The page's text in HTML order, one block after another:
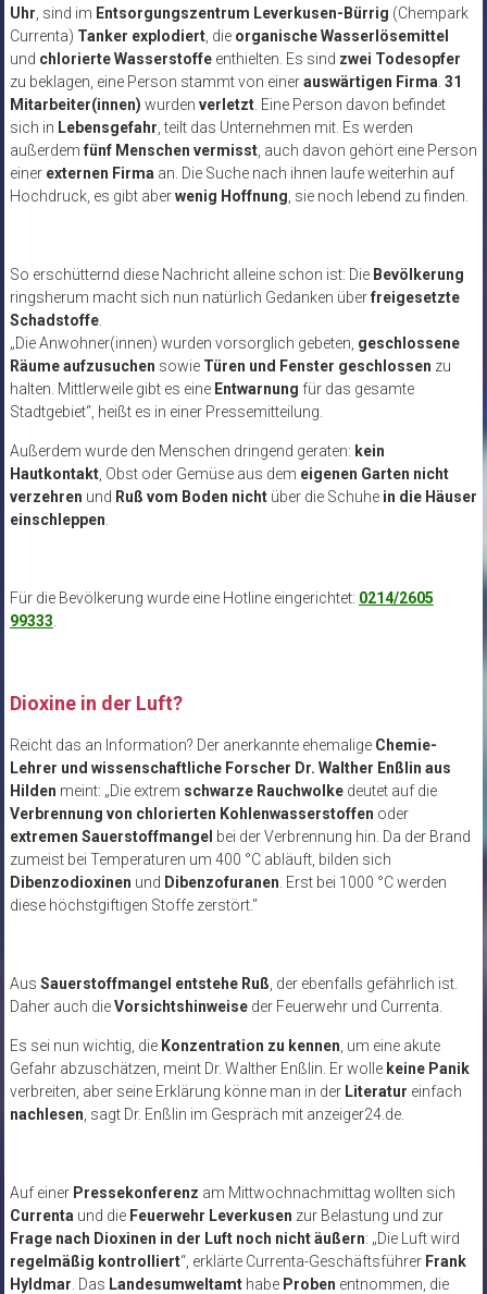
Uhr , sind im Entsorgungszentrum Leverkusen-Bürrig (Chempark
Currenta) Tanker explodiert, die organische Wasserlösemittel
und chlorierte Wasserstoffeenthielten. Es sind zwei Todesopfer
zu beklagen, eine Person stammt von einerauswärtigen Firma 31
Mitarbeiter(innen) wurden verletzt. Eine Person davon befindet
sich in Lebensgefahr , teilt das Unternehmen mit. Es werden
außerdem fünf Menschen vermisst, auch davon gehört eine Person
einer externen Firma an. Die Suche nach ihnen laufe weiterhin auf
Hochdruck, es gibt aberwenig Hoffnung , sie noch lebend zu finden.
So erschütternd diese Nachricht alleine schon ist: Die Bevölkerung
ringsherum macht sich nun natürlich Gedanken überfreigesetzte
Schadstoffe.
„Die Anwohner(innen) wurden vorsorglich gebeten, geschlossene
Räume aufzusuchen sowie Türen und Fenster geschlossen zu
halten. Mittlerweile gibt es eine Entwarnung für das gesamte
Stadtgebiet“, heißt es in einer Pressemitteilung.
Außerdem wurde den Menschen dringend geraten: kein
Hautkontakt, Obst oder Gemüse aus dem eigenen Garten nicht
verzehren und Ruß vom Boden nichtüber die Schuhe in die Häuser
einschleppen
Für die Bevölkerung wurde eine Hotline eingerichtet: 0214/2605
99333
Dioxine in der Luft?
Reicht das an Information? Der anerkannte ehemalige Chemie-
Lehrer und wissenschaftliche Forscher Dr. Walther Enßlin aus
Hilden meint: „Die extrem schwarze Rauchwolkedeutet auf die
Verbrennung von chlorierten Kohlenwasserstoffen oder
extremen Sauerstoffmangel bei der Verbrennung hin. Da der Brand
zumeist bei Temperaturen um 400 °C abläuft, bilden sich
Dibenzodioxinen und Dibenzofuranen . Erst bei 1000 °C werden
diese höchstgiftigen Stoffe zerstört.“
Aus Sauerstoffmangel entstehe Ruß , der ebenfalls gefährlich ist.
Daher auch dieVorsichtshinweiseder Feuerwehr und Currenta.
Es sei nun wichtig, die Konzentration zu kennen , um eine akute
Gefahr abzuschätzen, meint Dr. Walther Enßlin. Er wolle keine Panik
verbreiten, aber seine Erklärung könne man in der Literatur einfach
nachlesen , sagt Dr. Enßlin im Gespräch mit anzeiger24.de.
Auf einer Pressekonferenz am Mittwochnachmittag wollten sich
Currenta und die Feuerwehr Leverkusen zur Belastung und zur
Frage nach Dioxinen in der Luft noch nicht äußern: „Die Luft wird
regelmäßig kontrolliert“, erklärte Currenta-Geschäftsführer Frank
Hyldmar . Das Landesumweltamthabe Proben entnommen, die